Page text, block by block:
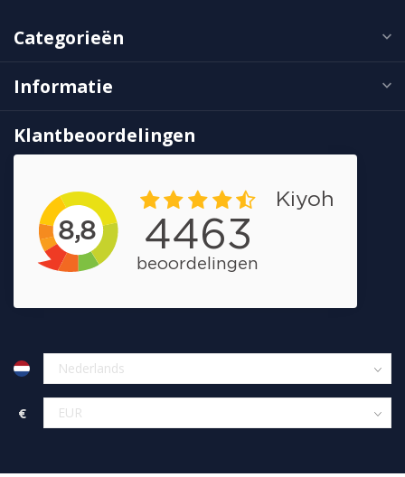
Categorieën
Informatie
Klantbeoordelingen
€